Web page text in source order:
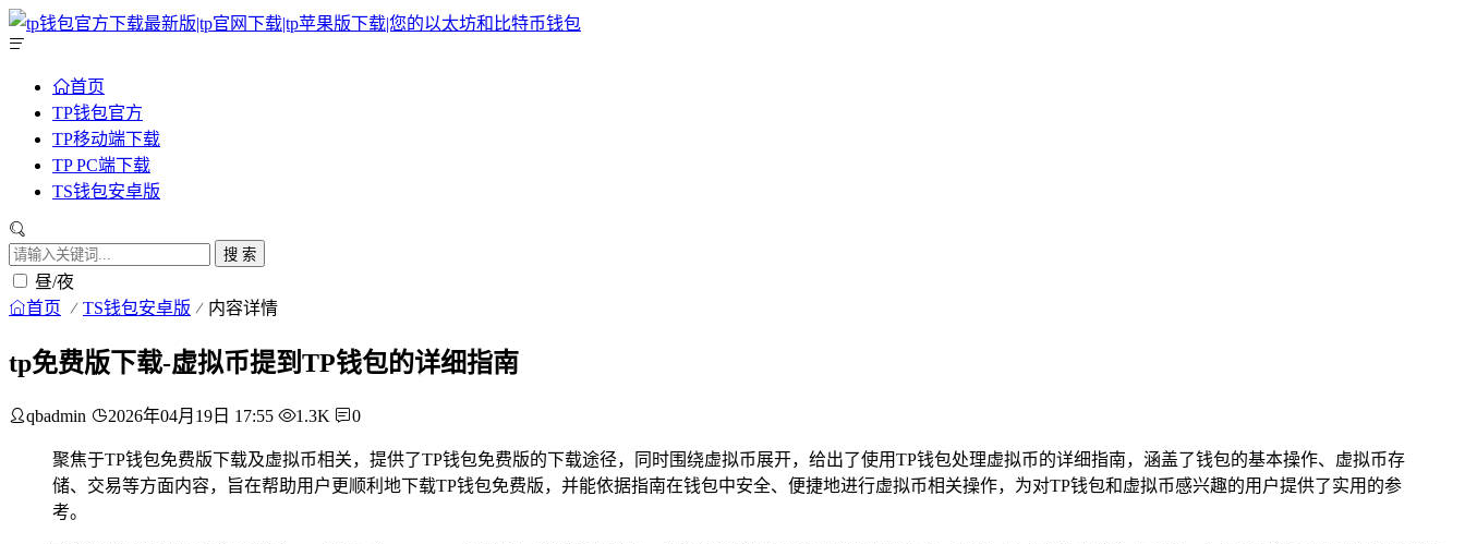
首页
TP钱包官方
TP移动端下载
TP PC端下载
TS钱包安卓版
搜 索
昼/夜
首页 TS钱包安卓版 内容详情
tp免费版下载-虚拟币提到TP钱包的详细指南
qbadmin 2026年04月19日 17:55 1.3K 0
聚焦于TP钱包免费版下载及虚拟币相关，提供了TP钱包免费版的下载途径，同时围绕虚拟币展开，给出了使用TP钱包处理虚拟币的详细指南，涵盖了钱包的基本操作、虚拟币存
储、交易等方面内容，旨在帮助用户更顺利地下载TP钱包免费版，并能依据指南在钱包中安全、便捷地进行虚拟币相关操作，为对TP钱包和虚拟币感兴趣的用户提供了实用的参
考。